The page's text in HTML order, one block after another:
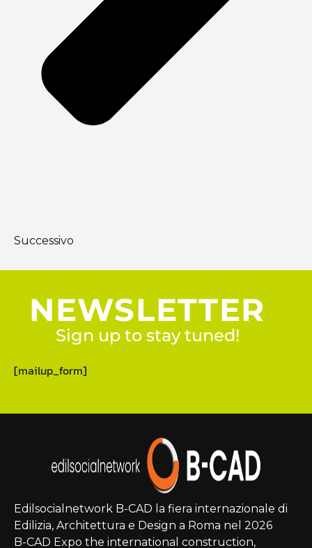
Successivo
NEWSLETTER
Sign up to stay tuned!
[mailup_form]
Edilsocialnetwork B-CAD la fiera internazionale di
Edilizia, Architettura e Design a Roma nel 2026
B-CAD Expo the international construction,